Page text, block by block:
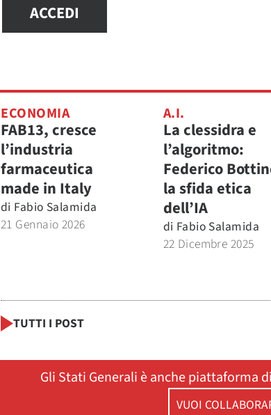
ACCEDI
ECONOMIA
FAB13, cresce
l’industria
farmaceutica
made in Italy
di Fabio Salamida
21 Gennaio 2026
A.I.
La clessidra e
l’algoritmo:
Federico
la sfida etica
dell’IA
di Fabio Salamida
22 Dicembre 2025
TUTTI I POST
Gli Stati Generali è anche piattaforma
VUOI